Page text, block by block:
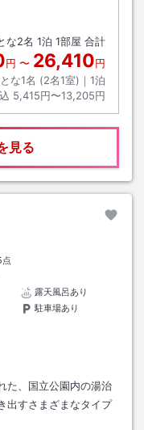
な2名 1泊 1部屋 合計
円 〜 26,410円
な1名 (2名1室)｜ 1泊
5,415円〜13,205円
見る
露天風呂あり
駐車場あり
た、国立公園内の湯治
出すさまざまなタイプ